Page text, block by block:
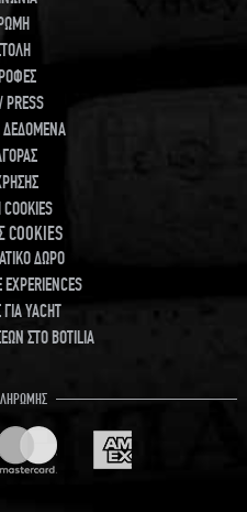
ΔΕΔΟΜΕΝΑ
COOKIES
ΔΩΡΟ
YACHT
ΣΤΟ BOTILIA